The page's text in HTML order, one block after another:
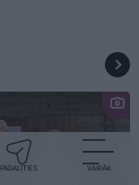
PADALĪTIES VAIRĀK